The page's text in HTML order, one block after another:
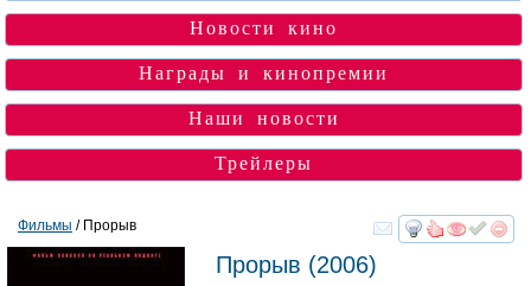
Новости кино
Награды и кинопремии
Наши новости
Трейлеры
смотреть
Фильмы / Прорыв
Прорыв (2006)